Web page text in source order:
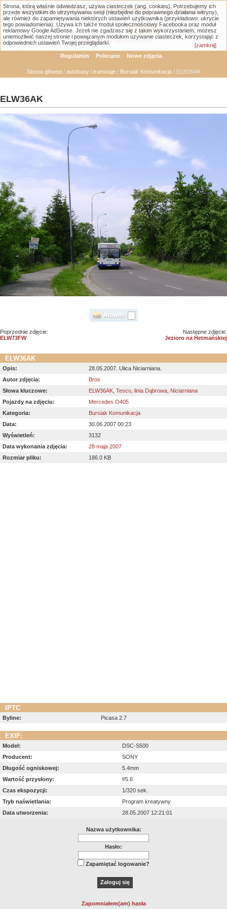
Łódzka Galeria Transportowa - GTLodz.eu
Wyszukiwanie zaawansowane
Regulamin Polecane Nowe zdjęcia
Strona główna/ autobusy i tramwaje/ Bursiak Komunikacja/ ELW36AK
ELW36AK
Poprzednie zdjęcie:
ELW73FW
Następne zdjęcie:
Jezioro na Hetmańskiej
ELW36AK
Opis:
28.05.2007. Ulica Niciarniana.
Autor zdjęcia:
Bros
Słowa kluczowe:
ELW36AK Tesco linia Dąbrowa Niciarniana
Pojazdy na zdjęciu:
Mercedes O405
Kategoria:
Bursiak Komunikacja
Data:
30.06.2007 00:23
Wyświetleń:
3132
Data wykonania zdjęcia:
28 maja 2007
Rozmiar pliku:
186.0 KB
IPTC
Byline: Picasa 2.7
EXIF:
Model:
DSC-S500
Producent:
SONY
Długość ogniskowej:
5.4mm
Wartość przysłony:
f/5.6
Czas ekspozycji:
1/320 sek.
Tryb naświetlania:
Program kreatywny
Data utworzenia:
28.05.2007 12:21:01
Nazwa użytkownika:
Hasło:
Zapamiętać logowanie?
Zapomniałem(am) hasła
Strona, którą właśnie odwiedzasz, używa ciasteczek (ang. cookies). Potrzebujemy ich
przede wszystkim do utrzymywania sesji (niezbędne do poprawnego działania witryny),
ale również do zapamiętywania niektórych ustawień użytkownika (przykładowo: ukrycie
tego powiadomienia). Używa ich także moduł społecznościowy Facebooka oraz moduł
reklamowy Google AdSense. Jeżeli nie zgadzasz się z takim wykorzystaniem, możesz
uniemożliwić naszej stronie i powiązanym modułom używanie ciasteczek, korzystając z
odpowiednich ustawień Twojej przeglądarki.
[zamknij]